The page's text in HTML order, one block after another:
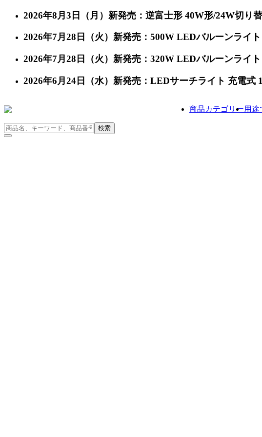
2026年8月3日（月）新発売：逆富士形 40W形/24W切
2026年7月28日（火）新発売：500W LEDバルーンラ
2026年7月28日（火）新発売：320W LEDバルーンラ
2026年6月24日（水）新発売：LEDサーチライト 充電
商品カテゴリー用途